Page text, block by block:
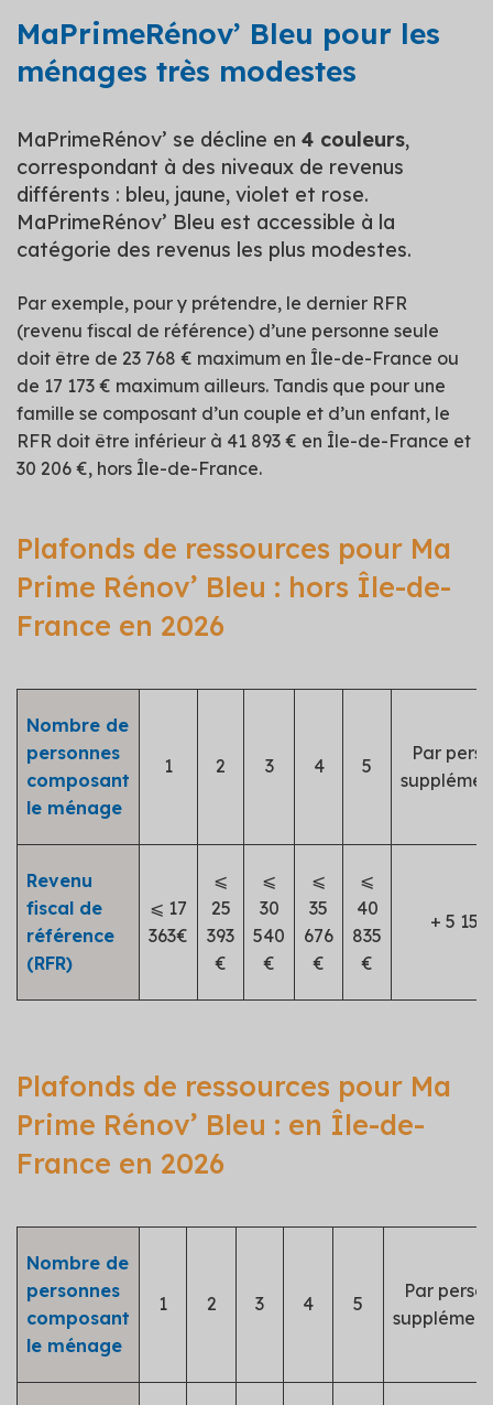
MaPrimeRénov’ Bleu pour les
ménages très modestes
MaPrimeRénov’ se décline en 4 couleurs,
correspondant à des niveaux de revenus
différents : bleu, jaune, violet et rose.
MaPrimeRénov’ Bleu est accessible à la
catégorie des revenus les plus modestes.
Par exemple, pour y prétendre, le dernier RFR
(revenu fiscal de référence) d’une personne seule
doit être de 23 768 € maximum en Île-de-France ou
de 17 173 € maximum ailleurs. Tandis que pour une
famille se composant d’un couple et d’un enfant, le
RFR doit être inférieur à 41 893 € en Île-de-France et
30 206 €, hors Île-de-France.
Plafonds de ressources pour Ma
Prime Rénov’ Bleu : hors Île-de-
France en 2026
Nombre de
personnes
composant
le ménage
1 2 3 4 5
Par
Revenu
fiscal de
référence
(RFR)
⩽ 17
363€
⩽
25
393
€
⩽
30
540
€
⩽
35
676
€
⩽
40
835
€
+ 5
Plafonds de ressources pour Ma
Prime Rénov’ Bleu : en Île-de-
France en 2026
Nombre de
personnes
composant
le ménage
1 2 3 4 5
Par